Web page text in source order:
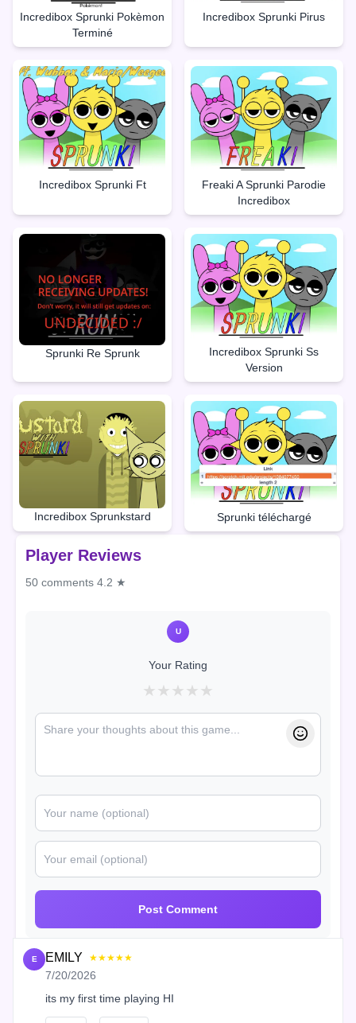
Incredibox Sprunki Pokèmon
Terminé
Incredibox Sprunki Pirus
Incredibox Sprunki Ft
Freaki A Sprunki Parodie
Incredibox
Sprunki Re Sprunk
Incredibox Sprunki Ss
Version
Incredibox Sprunkstard Sprunki téléchargé
Player Reviews
50 comments 4.2 ★
U
Your Rating
★ ★ ★ ★ ★
Post Comment
E EMILY ★★★★★
7/20/2026
its my first time playing HI